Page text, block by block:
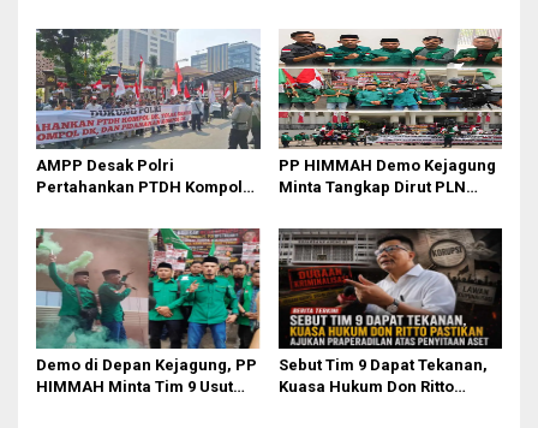
II Dipimpin Sufmi Dasco
Ahmad
PET
AMPP Desak Polri
Pertahankan PTDH Kompol
PP HIMMAH Demo Kejagung
Minta Tangkap Dirut PLN
Demo di Depan Kejagung, PP
HIMMAH Minta Tim 9 Usut
Sebut Tim 9 Dapat Tekanan,
Kuasa Hukum Don Ritto